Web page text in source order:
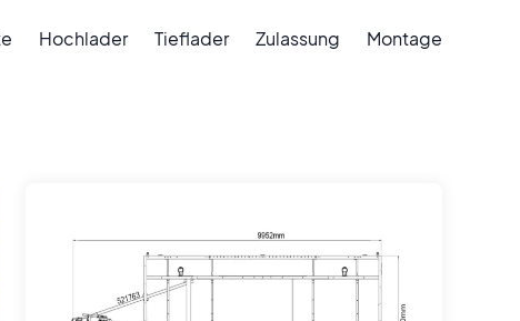
Hochlader Tieflader Zulassung Montage